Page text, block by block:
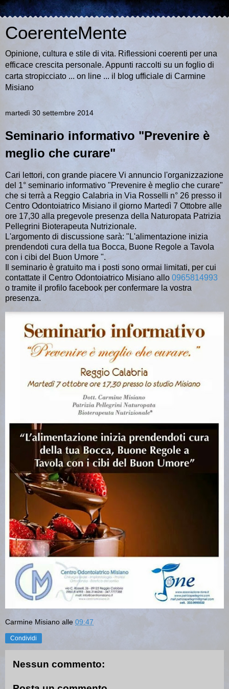
CoerenteMente
Opinione, cultura e stile di vita. Riflessioni coerenti per una
efficace crescita personale. Appunti raccolti su un foglio di
carta stropicciato ... on line ... il blog ufficiale di Carmine
Misiano
martedì 30 settembre 2014
Seminario informativo "Prevenire è
meglio che curare"
Cari lettori, con grande piacere Vi annuncio l'organizzazione
del 1° seminario informativo "Prevenire è meglio che curare"
che si terrà a Reggio Calabria in Via Rosselli n° 26 presso il
Centro Odontoiatrico Misiano il giorno Martedì 7 Ottobre alle
ore 17,30 alla pregevole presenza della Naturopata Patrizia
Pellegrini Bioterapeuta Nutrizionale.
L'argomento di discussione sarà: "L'alimentazione inizia
prendendoti cura della tua Bocca, Buone Regole a Tavola
con i cibi del Buon Umore ".
Il seminario è gratuito ma i posti sono ormai limitati, per cui
contattate il Centro Odontoiatrico Misiano allo 0965814993
o tramite il profilo facebook per confermare la vostra
presenza.
Carmine Misiano alle 09:47
Condividi
Nessun commento: